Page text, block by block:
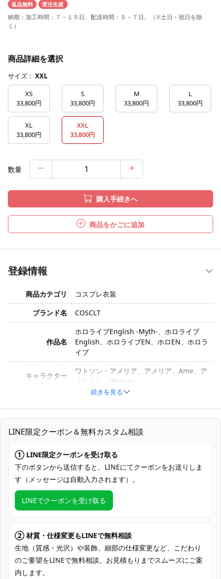
返品無料 受注生産
納期：加工時間：７－１５日、配送時間：５－７日。（※土日・祝日を除
く）
商品詳細を選択
サイズ： XXL
XS
33,800円
S
33,800円
M
33,800円
L
33,800円
XL
33,800円
XXL
33,800円
数量
購入手続きへ
商品をかごに追加
登録情報
商品カテゴリ
コスプレ衣装
ブランド名
COSCLT
作品名
ホロライブEnglish -Myth-、ホロライブ
English、ホロライブEN、ホロEN、ホロラ
イブ
キャラクター
ワトソン・アメリア、アメリア、Ame、ア
メちゃん、Watson
サイズ
XS、S、M、L、XL、XXL
素材
コスプレ専用生地
セット内容
セット内容は写真の通りすべて含まれてい
ます。
加工に7～15営業日、配送に5～7営業日
（※土日祝除く）、合計で12～22営業日程
度でお届け
支払い方法
Discover、AMERICAN EXPRESS）、
PayPal、銀行振込
アニメ・VTuber系イベント、同人即売会・
続きを見る
LINE限定クーポン＆無料カスタム相談
① LINE限定クーポンを受け取る
下のボタンから送信すると、LINEにてクーポンをお送りしま
す（メッセージは自動入力されます）。
LINEでクーポンを受け取る
② 材質・仕様変更もLINEで無料相談
生地（質感・光沢）や装飾、細部の仕様変更など、こだわり
のご要望をLINEで無料相談。お見積もりまでスムーズにご案
内します。